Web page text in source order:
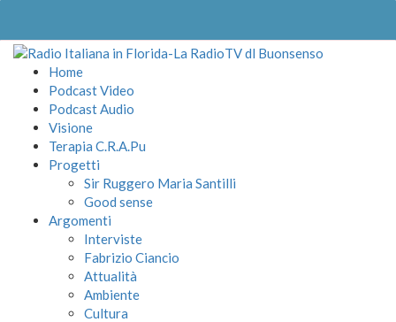
Home
Podcast Video
Podcast Audio
Visione
Terapia C.R.A.Pu
Progetti
Sir Ruggero Maria Santilli
Good sense
Argomenti
Interviste
Fabrizio Ciancio
Attualità
Ambiente
Cultura